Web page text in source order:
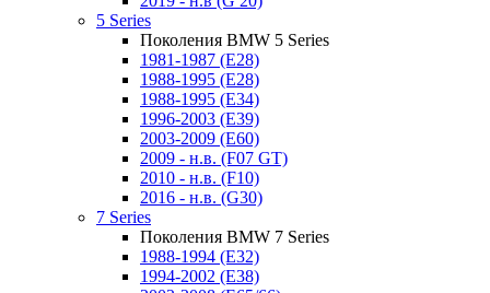
5 Series
Поколения BMW 5 Series
1981-1987 (E28)
1988-1995 (E28)
1988-1995 (E34)
1996-2003 (E39)
2003-2009 (E60)
2009 - н.в. (F07 GT)
2010 - н.в. (F10)
2016 - н.в. (G30)
7 Series
Поколения BMW 7 Series
1988-1994 (E32)
1994-2002 (E38)